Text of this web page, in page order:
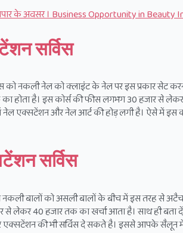
के अवसर । Business Opportunity in Beauty
सर्विस
को नकली नेल को क्लाइंट के नेल पर इस प्रकार सेट
होता है। इस कोर्स की फीस लगभग 30 हजार से
एक्सटेंशन और नेल आर्ट की होड़ लगी है। ऐसे में इस
सर्विस
नकली बालों को असली बालों के बीच में इस तरह से
लेकर 40 हजार तक का खर्चा आता है। साथ ही बता
की भी सर्विस दे सकते है। इससे आपके सैलून